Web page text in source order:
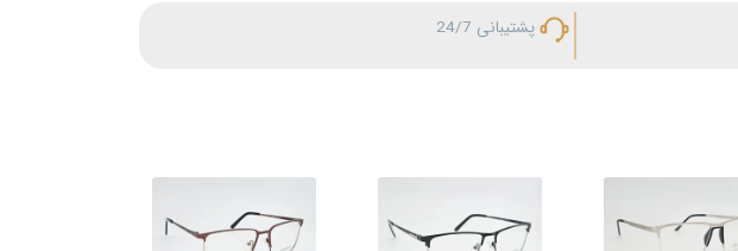
پشتیبانی 24/7